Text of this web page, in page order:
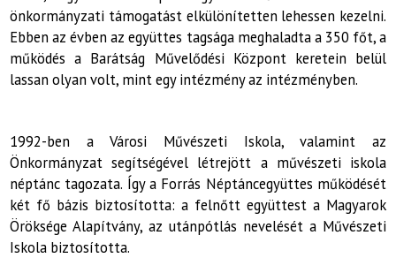
önkormányzati támogatást elkülönítetten lehessen kezelni.
Ebben az évben az együttes tagsága meghaladta a 350 főt, a
működés a Barátság Művelődési Központ keretein belül
lassan olyan volt, mint egy intézmény az intézményben.
1992-ben a Városi Művészeti Iskola, valamint az
Önkormányzat segítségével létrejött a művészeti iskola
néptánc tagozata. Így a Forrás Néptáncegyüttes működését
két fő bázis biztosította: a felnőtt együttest a Magyarok
Öröksége Alapítvány, az utánpótlás nevelését a Művészeti
Iskola biztosította.